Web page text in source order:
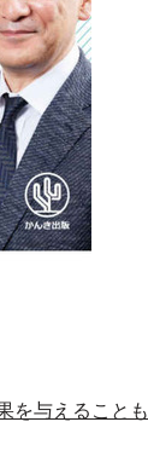
を与えること